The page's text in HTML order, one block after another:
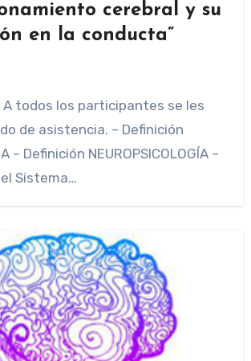
cerebral y su
en la conducta”
A todos los participantes se les
de asistencia. – Definición
– Definición NEUROPSICOLOGÍA –
Sistema…